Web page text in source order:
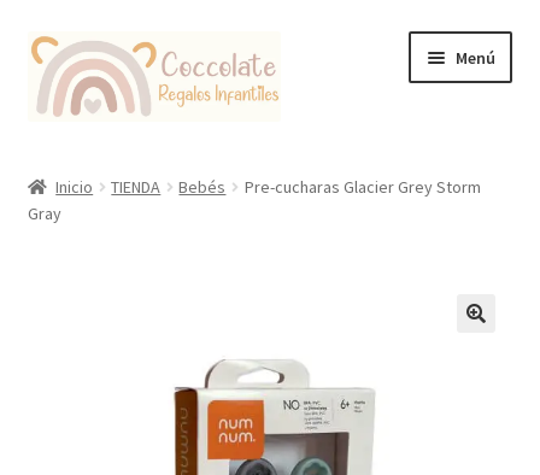
Ir
la
Ir
contenido
Menú
Coccolate Puericultura y Juguetería Educativa
Inicio TIENDA Bebés
Pre-cucharas Glacier Grey Storm
Gray